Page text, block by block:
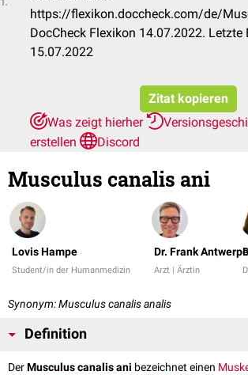
https://flexikon.doccheck.com/de/
DocCheck Flexikon 14.07.2022. Letzte
15.07.2022
Zitat kopieren
Was zeigt hierher
erstellen
Discord
Musculus canalis ani
Lovis Hampe
Student/in der Humanmedizin
Dr. Frank
Arzt | Ärztin
Synonym: Musculus canalis analis
Definition
DerMusculus canalis ani bezeichnet einen